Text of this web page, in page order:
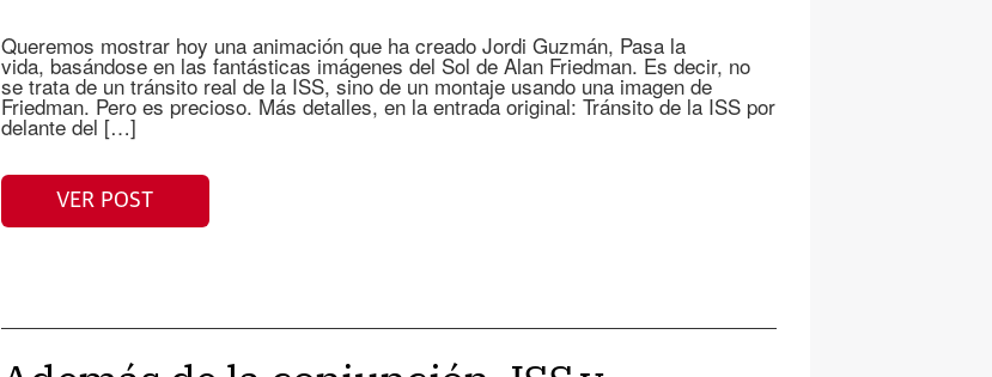
Queremos mostrar hoy una animación que ha creado Jordi Guzmán, Pasa la
vida, basándose en las fantásticas imágenes del Sol de Alan Friedman. Es decir, no
se trata de un tránsito real de la ISS, sino de un montaje usando una imagen de
Friedman. Pero es precioso. Más detalles, en la entrada original: Tránsito de la ISS por
delante del […]
VER POST